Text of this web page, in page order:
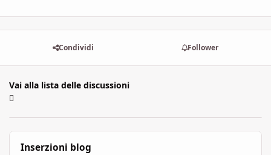
Condividi Follower
Vai alla lista delle discussioni
Inserzioni blog